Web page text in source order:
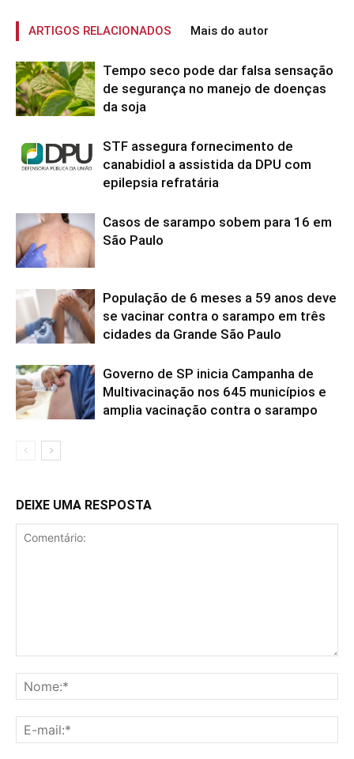
ARTIGOS RELACIONADOS Mais do autor
Tempo seco pode dar falsa sensação
de segurança no manejo de doenças
da soja
STF assegura fornecimento de
canabidiol a assistida da DPU com
epilepsia refratária
Casos de sarampo sobem para 16 em
São Paulo
População de 6 meses a 59 anos deve
se vacinar contra o sarampo em três
cidades da Grande São Paulo
Governo de SP inicia Campanha de
Multivacinação nos 645 municípios e
amplia vacinação contra o sarampo
DEIXE UMA RESPOSTA